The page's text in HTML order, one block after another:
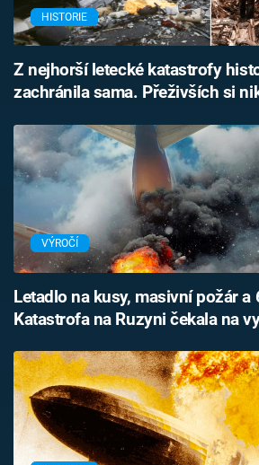
HISTORIE
Z nejhorší letecké katastrofy
zachránila sama. Přeživších si
VÝROČÍ
Letadlo na kusy, masivní požár
Katastrofa na Ruzyni čekala na